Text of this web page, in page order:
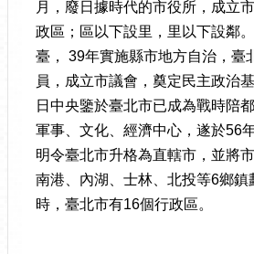
月，廢日據時代的市役所，成立
政區；區以下設里，里以下設鄰
臺， 39年實施縣市地方自治，臺
員，成立市議會，奠定民主政治
日中央鑒於臺北市已成為戰時陪
軍事、文化、經濟中心，遂於56
明令臺北市升格為直轄市，並將
南港、內湖、士林、北投等6鄉鎮
時，臺北市有16個行政區。